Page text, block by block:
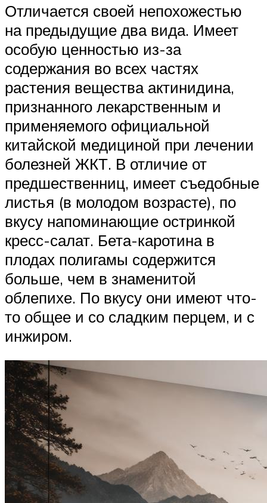
Отличается своей непохожестью
на предыдущие два вида. Имеет
особую ценностью из-за
содержания во всех частях
растения вещества актинидина,
признанного лекарственным и
применяемого официальной
китайской медициной при лечении
болезней ЖКТ. В отличие от
предшественниц, имеет съедобные
листья (в молодом возрасте), по
вкусу напоминающие остринкой
кресс-салат. Бета-каротина в
плодах полигамы содержится
больше, чем в знаменитой
облепихе. По вкусу они имеют что-
то общее и со сладким перцем, и с
инжиром.